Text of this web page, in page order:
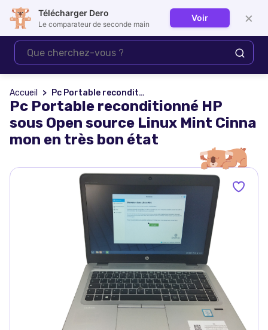
Se connecter
Accueil Pc Portable reconditionné HP sous Open source Linux Mint Cinna mon en très bon état
Pc Portable reconditionné HP
sous Open source Linux Mint Cinna
mon en très bon état
Télécharger Dero
Le comparateur de seconde main
Voir ×